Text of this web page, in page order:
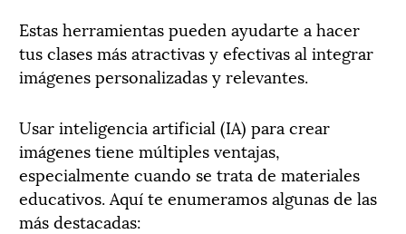
Estas herramientas pueden ayudarte a hacer
tus clases más atractivas y efectivas al integrar
imágenes personalizadas y relevantes.
Usar inteligencia artificial (IA) para crear
imágenes tiene múltiples ventajas,
especialmente cuando se trata de materiales
educativos. Aquí te enumeramos algunas de las
más destacadas: